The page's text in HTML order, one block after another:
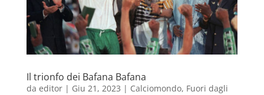
Il trionfo dei Bafana Bafana
da editor| Giu 21, 2023 | Calciomondo, Fuori dagli